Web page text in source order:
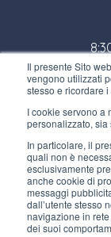
Il presente Sito
vengono utilizzati
stesso e ricordare
I cookie servono a
personalizzato, sia
In particolare, il
quali non è
esclusivamente
anche cookie di
messaggi
dall’utente stesso
navigazione in
dei suoi